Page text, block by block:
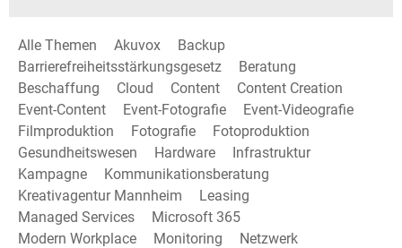
Alle Themen Akuvox
Backup
Barrierefreiheitsstärkungsgesetz
Beratung
Beschaffung
Cloud Content
Content Creation
Event-Content
Event-Fotografie
Event-Videografie
Filmproduktion
Fotografie
Fotoproduktion
Gesundheitswesen
Hardware
Infrastruktur
Kampagne
Kommunikationsberatung
Kreativagentur Mannheim
Leasing
Managed Services
Microsoft 365
Modern Workplace
Monitoring
Netzwerk